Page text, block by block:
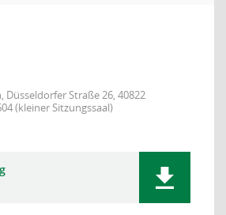
Straße 26, 40822
(kleiner Sitzungssaal)